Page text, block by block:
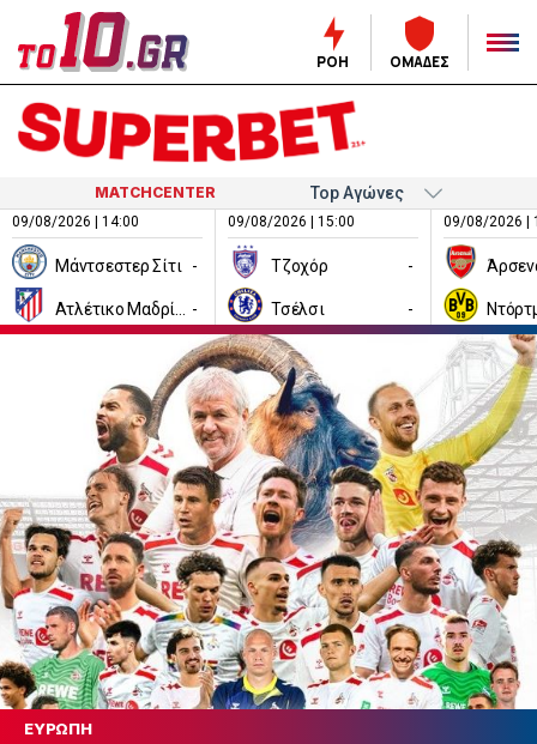
ΡΟΗ ΟΜΑΔΕΣ
MATCHCENTER
09/08/2026 | 14:00
Μάντσεστερ Σίτι -
-
09/08/2026 | 15:00
Τζοχόρ -
Τσέλσι -
09/08/2026 |
ΕΥΡΩΠΗ